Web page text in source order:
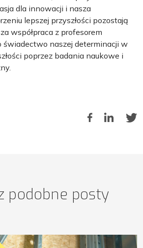
dla innowacji i nasza
lepszej przyszłości pozostają
współpraca z profesorem
świadectwo naszej determinacji w
poprzez badania naukowe i
podobne posty